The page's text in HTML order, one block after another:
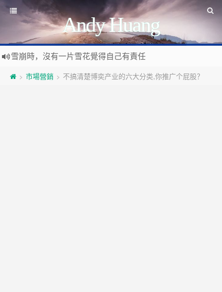
Andy Huang
雪崩時，沒有一片雪花覺得自己有責任
Stanislaw Jerzy Lec
遊戲運營
如何讓玩家一直沉迷
> 市場營銷 > 不搞清楚博奕产业的六大分类,你推广个屁股？